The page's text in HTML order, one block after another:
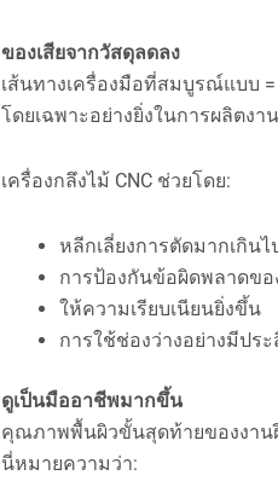
ของเสียจากวัสดุลดลง
เส้นทางเครื่องมือที่สมบูรณ์แบบ
โดยเฉพาะอย่างยิ่งในการผลิตง
เครื่องกลึงไม้ CNC ช่วยโดย:
หลีกเลี่ยงการตัดมากเกินไ
การป้องกันข้อผิดพลาดขอ
ให้ความเรียบเนียนยิ่งขึ้น
การใช้ช่องว่างอย่างมีปร
ดูเป็นมืออาชีพมากขึ้น
คุณภาพพื้นผิวขั้นสุดท้ายของงานฝี
นี่หมายความว่า: